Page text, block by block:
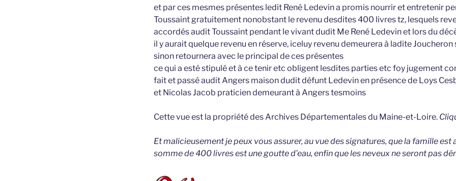
et par ces mesmes présentes ledit René Ledevin a promis nourrir et entretenir
Toussaint gratuitement nonobstant le revenu desdites 400 livres tz, lesquels
accordés audit Toussaint pendant le vivant dudit Me René Ledevin et lors du
il y aurait quelque revenu en réserve, iceluy revenu demeurera à ladite
sinon retournera avec le principal de ces présentes
ce qui a esté stipulé et à ce tenir etc obligent lesdites parties etc foy jugement
fait et passé audit Angers maison dudit défunt Ledevin en présence de Loys
et Nicolas Jacob praticien demeurant à Angers tesmoins
Cette vue est la propriété des Archives Départementales du Maine-et-Loire.
Et malicieusement je peux vous assurer, au vue des signatures, que la famille est
somme de 400 livres est une goutte d’eau, enfin que les neveux ne seront pas